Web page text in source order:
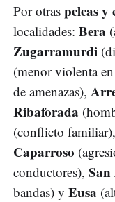
Por otras peleas y
localidades: Bera
Zugarramurdi
(menor violenta
de amenazas),
Ribaforada
(conflicto familiar),
Caparroso
conductores),
bandas) y Eusa